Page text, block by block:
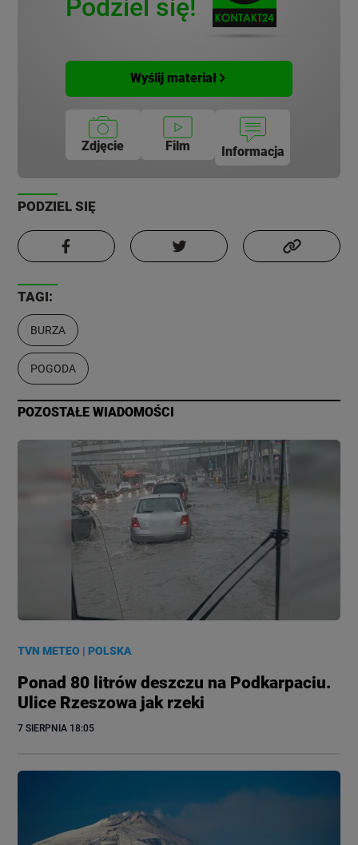
Podziel się!
Wyślij materiał
Zdjęcie Film Informacja
PODZIEL SIĘ
TAGI:
BURZA
POGODA
POZOSTAŁE WIADOMOŚCI
TVN METEO |POLSKA
Ponad 80 litrów deszczu na Podkarpaciu.
Ulice Rzeszowa jak rzeki
7 SIERPNIA 18:05